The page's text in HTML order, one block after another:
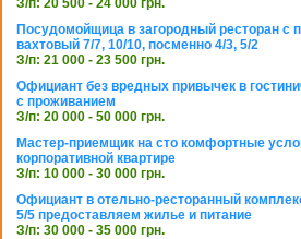
Посудомойщица в загородный ресторан с
вахтовый 7/7, 10/10, посменно 4/3, 5/2
З/п: 21 000 - 23 500 грн.
Официант без вредных привычек в
с проживанием
З/п: 20 000 - 50 000 грн.
Мастер-приемщик на сто комфортные
корпоративной квартире
З/п: 10 000 - 30 000 грн.
Официант в отельно-ресторанный
5/5 предоставляем жилье и питание
З/п: 30 000 - 35 000 грн.